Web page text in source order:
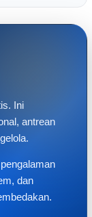
Ini
antrean
dan